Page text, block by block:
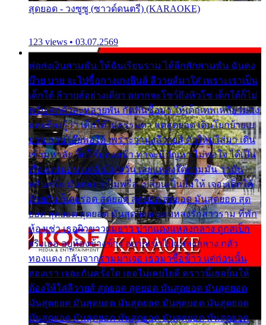
สุดยอด - วงซูซู (ซาวด์ดนตรี) (KARAOKE)
123 views • 03.07.2569
พ่อส่งเงินสามพัน ให้ฉันเรียนราม ได้อีกสักสามพัน ฉันคง
บ๊าย บาย จะไปซื้อกางเกงยีนส์ ลีวายส์มาใส่ เพราะเราเป็น
เด็กใต้ ลีวายส์อย่างเดียว อยากจะโชว์ถึงหิวโซ เด็กใต้ก็ไม่
หวั่น ตกตัวละหลายพัน กัดฟันซื้อมา ให้เด็กเทพเหลียวมอง
และต้องรู้ว่า เด็กใต้ไม่ธรรมดา แต่สุดยอด เดินโยกย้ายเย
ยวน กวนโอ๊ยพอได้ เพราะว่านุ่งลีวายส์ ตัวใหม่ใส่มา เดิน
เข้ามหาลัย จิ๊กโก๊มองหน้า ท่าจะมีปัญหา ไม่พอใจ ได้เป็น
เรื่องแน่นอน แต่ฉันไม่หวั่น เลยแหลงใต้ถามมัน ว่ามัน
พรั่นพรือ มันตอบว่าไม่พรื่อ เปลี่ยนเป็นยิ้มให้ เจอะเด็กใต้
ด้วยกัน ก็เลยรอด สุดยอด สุดยอด สุดยอด มันสุดยอด สุด
ยอด สุดยอด สุดยอด มันสุดยอด แอบหลงรักสาวราม ที่พัก
ห้องเช่า เธอผิวขาวผมยาว ปากแดงแหลงกลาง ถูกสเป็ก
จริงเธอ อยู่ห้องข้างข้าง อยากเข้าไปแหลงกลาง กลัว
ทองแดง กลับจากรามมาเจอ เธอมาซื้อข้าว แต่ก่อนนั้น
สองเรา เจอะกันครั้งใด เธอไม่เคยไยดี คราวนี้เธอยิ้มให้
ต้องให้ใส่ลีวายส์ สุดยอด สุดยอด มันสุดยอด มันสุดยอด
มันสุดยอด มันสุดยอด มันสุดยอด มันสุดยอด มันสุดยอด
มันสุดยอด มันสุดยอด มันสุดยอด มันสุดยอด มันสุดยอด